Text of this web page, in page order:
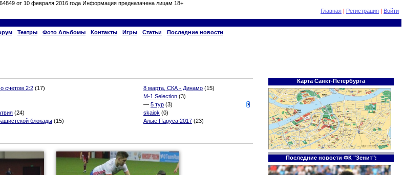
от 10 февраля 2016 года Информация предназачена лицам 18+
Главная | Регистрация | Войти
Театры Фото Альбомы Контакты Игры Статьи Последние новости
счетом 2:2 (17)
(24)
блокады (15)
8 марта, СКА - Динамо (15)
M-1 Selection (3)
— 5 тур (3)
skaiok (0)
Алые Паруса 2017 (23)
Карта Санкт-Петербурга
Последние новости ФК "Зенит":